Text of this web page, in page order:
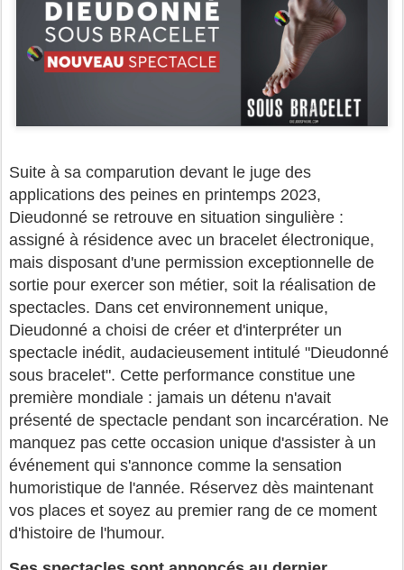
Suite à sa comparution devant le juge des
applications des peines en printemps 2023,
Dieudonné se retrouve en situation singulière :
assigné à résidence avec un bracelet électronique,
mais disposant d'une permission exceptionnelle de
sortie pour exercer son métier, soit la réalisation de
spectacles. Dans cet environnement unique,
Dieudonné a choisi de créer et d'interpréter un
spectacle inédit, audacieusement intitulé "Dieudonné
sous bracelet". Cette performance constitue une
première mondiale : jamais un détenu n'avait
présenté de spectacle pendant son incarcération. Ne
manquez pas cette occasion unique d'assister à un
événement qui s'annonce comme la sensation
humoristique de l'année. Réservez dès maintenant
vos places et soyez au premier rang de ce moment
d'histoire de l'humour.